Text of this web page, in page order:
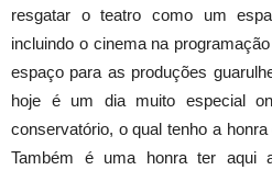
resgatar o teatro como um
incluindo o cinema na
espaço para as produções
hoje é um dia muito especial
conservatório, o qual tenho a
Também é uma honra ter aqui